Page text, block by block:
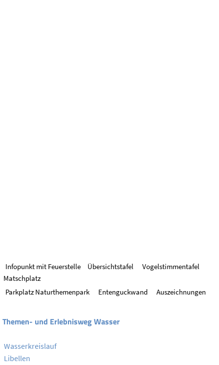
Infopunkt mit Feuerstelle Übersichtstafel
Vogelstimmentafel
Matschplatz
Parkplatz Naturthemenpark
Entenguckwand Auszeichnungen
Themen- und Erlebnisweg Wasser
Wasserkreislauf
Libellen